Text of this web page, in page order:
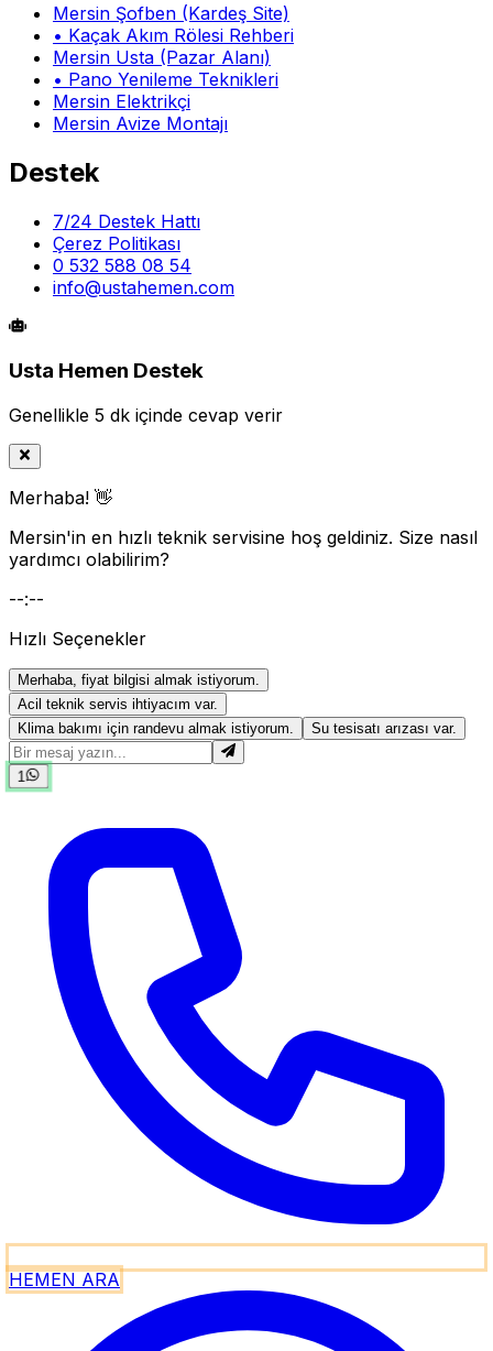
Mersin Şofben (Kardeş Site)
• Kaçak Akım Rölesi Rehberi
Mersin Usta (Pazar Alanı)
• Pano Yenileme Teknikleri
Mersin Elektrikçi
Mersin Avize Montajı
Destek
7/24 Destek Hattı
Çerez Politikası
0 532 588 08 54
info@ustahemen.com
Usta Hemen Destek
Genellikle 5 dk içinde cevap verir
Merhaba! 👋
Mersin'in en hızlı teknik servisine hoş geldiniz. Size nasıl
yardımcı olabilirim?
--:--
Hızlı Seçenekler
Merhaba, fiyat bilgisi almak istiyorum.
Acil teknik servis ihtiyacım var.
Klima bakımı için randevu almak istiyorum.
Su tesisatı arızası var.
1
HEMEN ARA